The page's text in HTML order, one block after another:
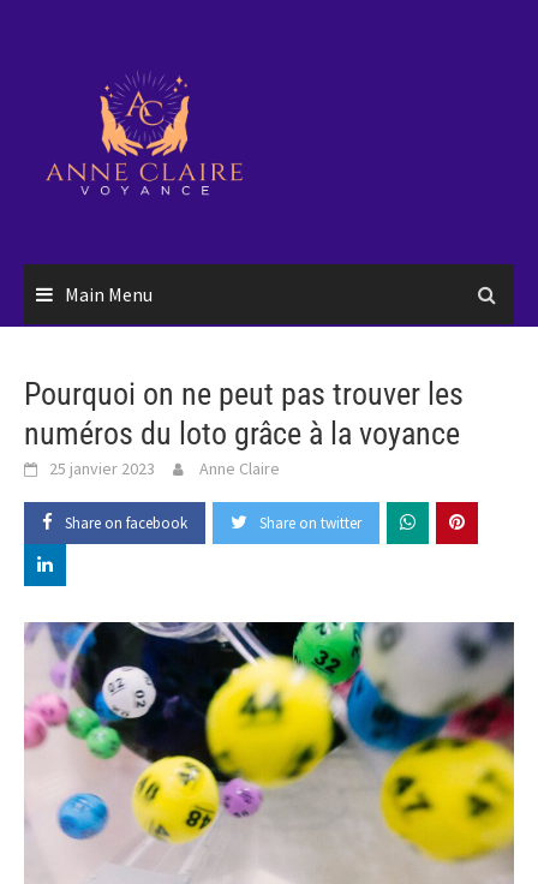
Main Menu
Pourquoi on ne peut pas trouver les
numéros du loto grâce à la voyance
25 janvier 2023 Anne Claire
Share on facebook Share on twitter